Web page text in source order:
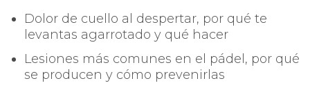
Dolor de cuello al despertar, por qué te
levantas agarrotado y qué hacer
Lesiones más comunes en el pádel, por qué
se producen y cómo prevenirlas